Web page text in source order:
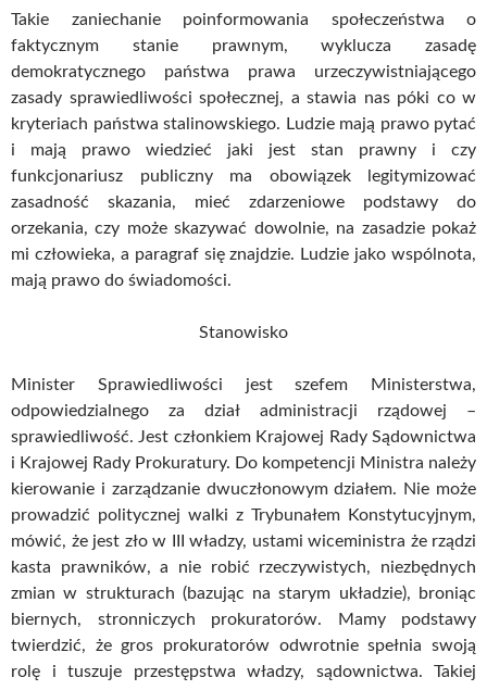
Takie zaniechanie poinformowania społeczeństwa o
faktycznym stanie prawnym, wyklucza zasadę
demokratycznego państwa prawa urzeczywistniającego
zasady sprawiedliwości społecznej, a stawia nas póki co w
kryteriach państwa stalinowskiego. Ludzie mają prawo pytać
i mają prawo wiedzieć jaki jest stan prawny i czy
funkcjonariusz publiczny ma obowiązek legitymizować
zasadność skazania, mieć zdarzeniowe podstawy do
orzekania, czy może skazywać dowolnie, na zasadzie pokaż
mi człowieka, a paragraf się znajdzie. Ludzie jako wspólnota,
mają prawo do świadomości.
Stanowisko
Minister Sprawiedliwości jest szefem Ministerstwa,
odpowiedzialnego za dział administracji rządowej –
sprawiedliwość. Jest członkiem Krajowej Rady Sądownictwa
i Krajowej Rady Prokuratury. Do kompetencji Ministra należy
kierowanie i zarządzanie dwuczłonowym działem. Nie może
prowadzić politycznej walki z Trybunałem Konstytucyjnym,
mówić, że jest zło w III władzy, ustami wiceministra że rządzi
kasta prawników, a nie robić rzeczywistych, niezbędnych
zmian w strukturach (bazując na starym układzie), broniąc
biernych, stronniczych prokuratorów. Mamy podstawy
twierdzić, że gros prokuratorów odwrotnie spełnia swoją
rolę i tuszuje przestępstwa władzy, sądownictwa. Takiej